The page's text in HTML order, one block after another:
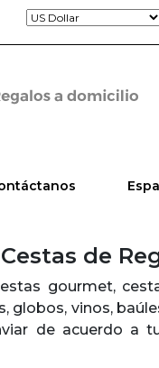
de
gourmet,
globos, vinos,
de acuerdo a